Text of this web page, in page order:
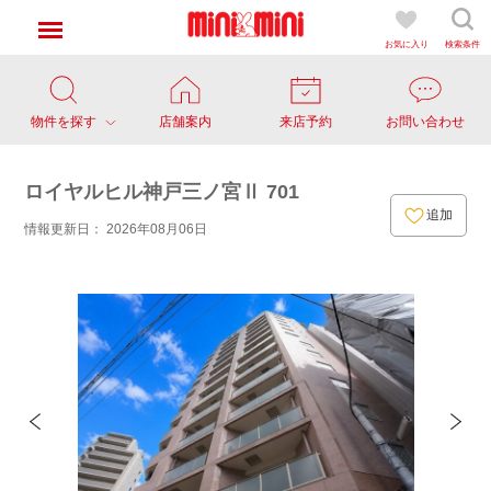
お気に入り 検索条件
物件を探す 店舗案内 来店予約 お問い合わせ
ロイヤルヒル神戸三ノ宮Ⅱ 701
情報更新日： 2026年08月06日
追加